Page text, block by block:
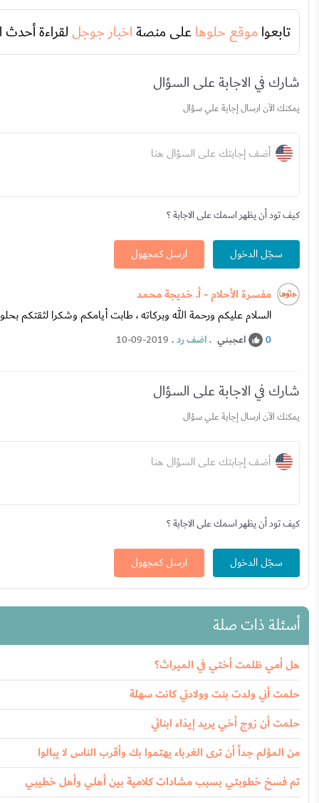
تابعوا موقع حلوهاعلى منصةاخبار جوجل لقراءة أحدث
شارك في الاجابة على السؤال
يمكنك الآن ارسال إجابة علي سؤال
أضف إجابتك على السؤال هنا
كيف تود أن يظهر اسمك على الاجابة ؟
سجّل الدخول ارسل كمجهول
مفسرة الأحلام - أ. خديجة محمد
السلام عليكم ورحمة الله وبركاته ، طابت أيامكم وشكرا لثقتكم
0 اعجبني .اضف رد.
10-09-2019
شارك في الاجابة على السؤال
يمكنك الآن ارسال إجابة علي سؤال
أضف إجابتك على السؤال هنا
كيف تود أن يظهر اسمك على الاجابة ؟
سجّل الدخول ارسل كمجهول
أسئلة ذات صلة
هل أمي ظلمت أختي في الميراث؟
حلمت أني ولدت بنت وولادتي كانت سهلة
حلمت أن زوج أخي يريد إيذاء ابنائي
من المؤلم جداً أن ترى الغرباء يهتموا بك وأقرب الناس لا يبالوا
تم فسخ خطوبتي بسبب مشادات كلامية بين أهلي وأهل خطيبي